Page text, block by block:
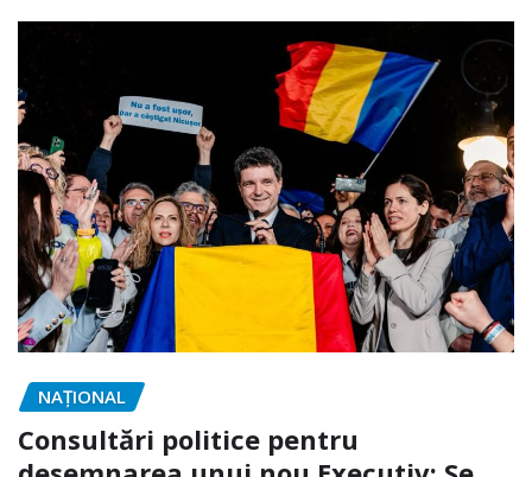
NAŢIONAL
Consultări politice pentru